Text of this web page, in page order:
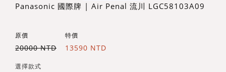
Panasonic 國際牌 | Air Penal 流川 LGC58103A09
原價
20000 NTD
特價
13590 NTD
選擇款式